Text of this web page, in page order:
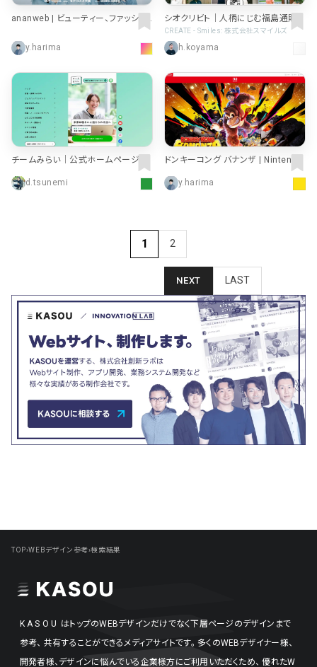
ananweb | ビューティー、ファッショ
ン、エンタメ、占い…最新情報を毎日
更新！（アンアンウェブ）
y.harima
シオクリビト｜人柄にじむ福島通販
CREATE - Smiles: 株式会社スマイルズ
h.koyama
チームみらい｜公式ホームページ
d.tsunemi
ドンキーコング バナンザ | Nintendo
y.harima
1 2
LAST
TOP›WEBデザイン参考›検索結果
KASOU はトップのWEBデザインだけでなく下層ページのデザインまで
参考、 共有することができるメディアサイトです。 多くのWEBデザイナー様、
開発者様、デザインに悩んでいる企業様方にご利用いただくため、 優れたW